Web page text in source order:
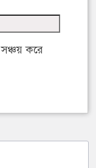
করে